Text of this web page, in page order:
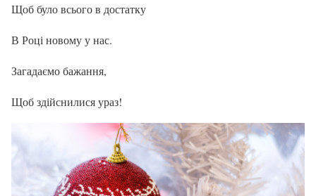
Щоб було всього в достатку
В Році новому у нас.
Загадаємо бажання,
Щоб здійснилися ураз!